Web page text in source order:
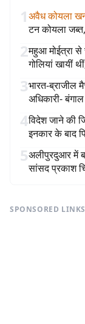
1अवैध कोयला
टन कोयला
2महुआ मोईत्रा से
गोलियां खायीं
3भारत-ब्राजील
अधिकारी-
4विदेश जाने की
इनकार के बाद
5अलीपुरदुआर में
सांसद प्रकाश
SPONSORED LINKS